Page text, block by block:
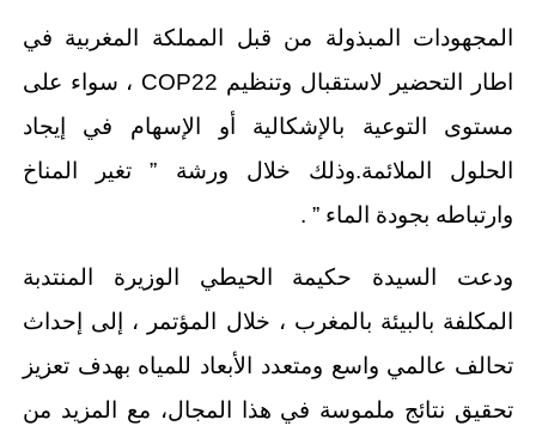
المجهودات المبذولة من قبل المملكة المغربية في
اطار التحضير لاستقبال وتنظيم COP22 ، سواء على
مستوى التوعية بالإشكالية أو الإسهام في إيجاد
الحلول الملائمة.وذلك خلال ورشة ” تغير المناخ
وارتباطه بجودة الماء ” .
ودعت السيدة حكيمة الحيطي الوزيرة المنتدبة
المكلفة بالبيئة بالمغرب ، خلال المؤتمر ، إلى إحداث
تحالف عالمي واسع ومتعدد الأبعاد للمياه بهدف تعزيز
تحقيق نتائج ملموسة في هذا المجال، مع المزيد من